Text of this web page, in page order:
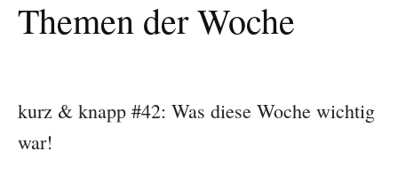
Themen der Woche
kurz & knapp #42: Was diese Woche wichtig
war!